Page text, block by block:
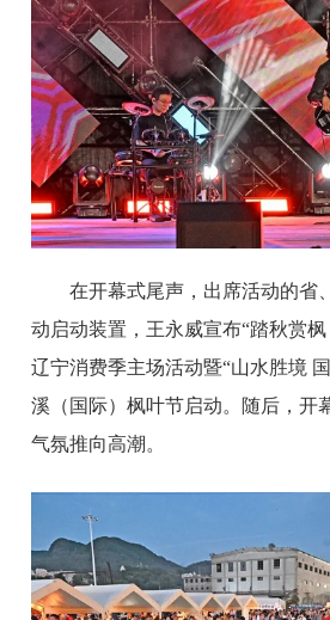
在开幕式尾声，出席活动的省
动启动装置，王永威宣布“踏秋赏枫
辽宁消费季主场活动暨“山水胜境
溪（国际）枫叶节启动。随后，开
气氛推向高潮。